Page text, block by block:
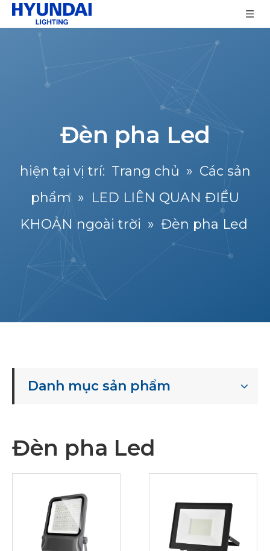
Đèn pha Led
hiện tại vị trí: Trang chủ » Các sản
phẩm » LED LIÊN QUAN ĐIỀU
KHOẢN ngoài trời » Đèn pha Led
Danh mục sản phẩm
Đèn pha Led